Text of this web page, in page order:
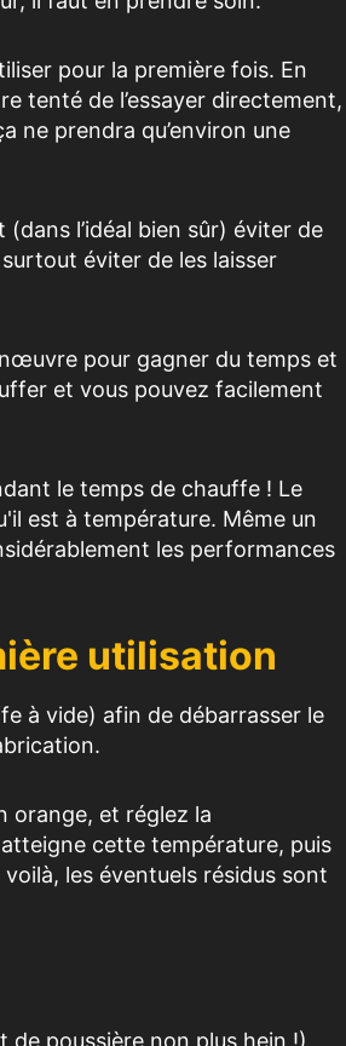
pour la première fois. En
tenté de l’essayer directement,
ne prendra qu’environ une
l’idéal bien sûr) éviter de
éviter de les laisser
pour gagner du temps et
et vous pouvez facilement
le temps de chauffe ! Le
est à température. Même un
les performances
utilisation
à vide) afin de débarrasser le
orange, et réglez la
cette température, puis
les éventuels résidus sont
poussière non plus hein !)